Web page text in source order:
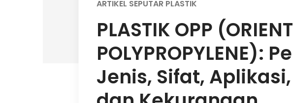
ARTIKEL SEPUTAR PLASTIK
PLASTIK OPP
POLYPROPYLENE):
Jenis, Sifat,